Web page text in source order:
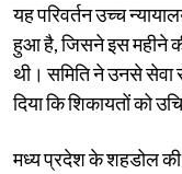
यह परिवर्तन उच्च
हुआ है, जिसने इस महीने
थी। समिति ने उनसे
दिया कि शिकायतों को
मध्य प्रदेश के शहडोल की